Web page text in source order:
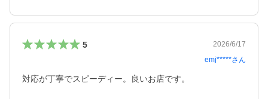
5
2026/6/17
emj*****さん
対応が丁寧でスピーディー。良いお店です。